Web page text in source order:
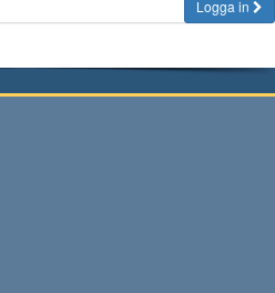
Logga in